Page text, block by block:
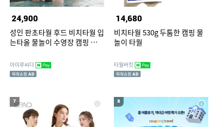
24,900
성인 판초타월 후드 비치타월 입
는타올 물놀이 수영장 캠핑 휴가
아이루씨다
14,680
비치타월 530g 두툼한 캠핑 물
놀이 타월
타월버킷
7 8